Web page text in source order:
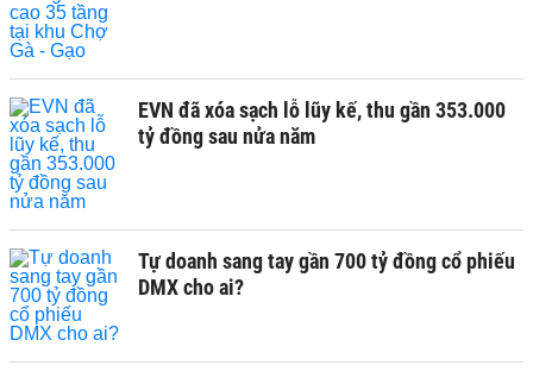
EVN đã xóa sạch lỗ lũy kế, thu gần 353.000
tỷ đồng sau nửa năm
Tự doanh sang tay gần 700 tỷ đồng cổ phiếu
DMX cho ai?